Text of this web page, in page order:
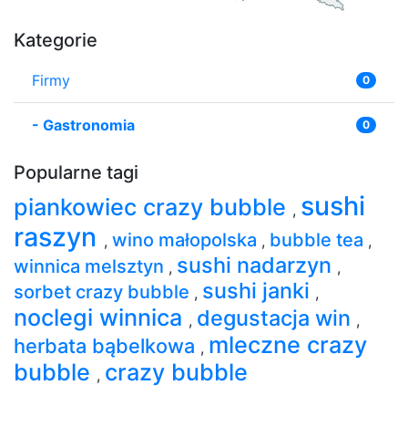
Kategorie
Firmy 0
- Gastronomia 0
Popularne tagi
piankowiec crazy bubble , sushi
raszyn , wino małopolska , bubble tea ,
winnica melsztyn , sushi nadarzyn ,
sorbet crazy bubble , sushi janki ,
noclegi winnica , degustacja win ,
herbata bąbelkowa , mleczne crazy
bubble , crazy bubble